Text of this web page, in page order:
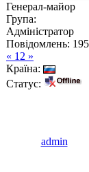
Генерал-майор
Група:
Адміністратор
Повідомлень:
« 12 »
Країна:
Статус:
admin